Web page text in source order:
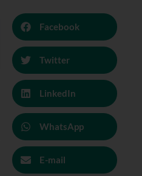
Facebook
Twitter
LinkedIn
WhatsApp
E-mail